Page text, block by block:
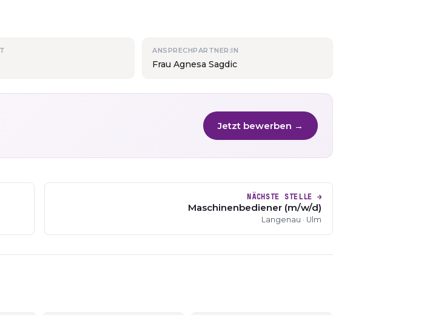
ANSPRECHPARTNER:IN
Frau Agnesa Sagdic
Jetzt bewerben →
NÄCHSTE STELLE →
Maschinenbediener (m/w/d)
Langenau · Ulm